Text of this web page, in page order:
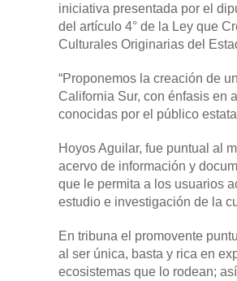
iniciativa presentada por el
del artículo 4° de la Ley que
Culturales Originarias del
“Proponemos la creación de
California Sur, con énfasis en
conocidas por el público
Hoyos Aguilar, fue puntual al
acervo de información y
que le permita a los usuarios
estudio e investigación de la
En tribuna el promovente
al ser única, basta y rica en
ecosistemas que lo rodean;